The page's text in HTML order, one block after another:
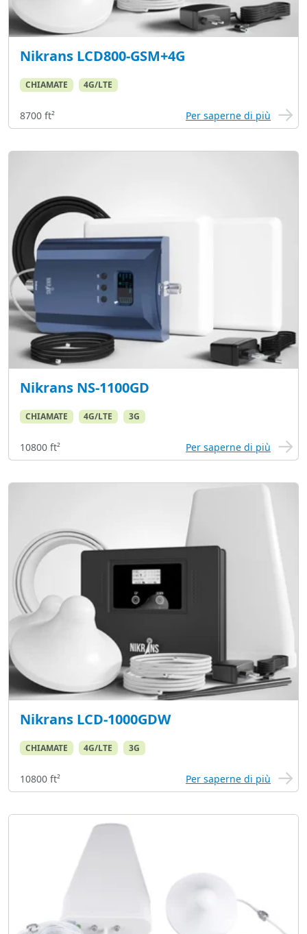
Nikrans LCD800-GSM+4G
CHIAMATE 4G/LTE
8700 ft² Per saperne di più
Nikrans NS-1100GD
CHIAMATE 4G/LTE 3G
10800 ft² Per saperne di più
Nikrans LCD-1000GDW
CHIAMATE 4G/LTE 3G
10800 ft² Per saperne di più